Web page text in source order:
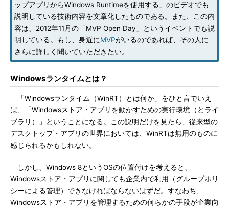
ップアプリからWindows Runtimeを使用する」のビデオでも
説明している技術内容を文章化したものである。また、この内
容は、2012年11月の「MVP Open Day」というイベントでも説
明している。もし、身近にMVPがいるのであれば、その人に
さらに詳しく聞いていただきたい。
Windowsランタイムとは？
「Windowsランタイム（WinRT）とは何か」をひと言でいえ
ば、「Windowsストア・アプリを動かすための実行環境（とライ
ブラリ）」ということになる。この説明だけを見たら、従来型の
デスクトップ・アプリの世界においては、WinRTは無用のものに
感じられるかもしれない。
しかし、Windows 8というOSの位置付けを考えると、
Windowsストア・アプリに関しても企業内で利用（グループポリ
シーによる管理）できなければならないはずだ。すなわち、
Windowsストア・アプリを管理するための何らかの手段が企業向